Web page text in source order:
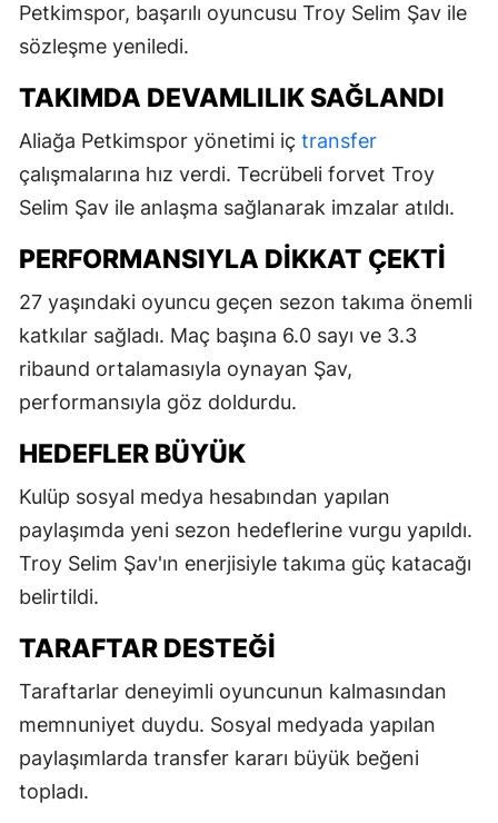
Petkimspor, başarılı oyuncusu Troy Selim Şav ile
sözleşme yeniledi.
TAKIMDA DEVAMLILIK SAĞLANDI
Aliağa Petkimspor yönetimi iç transfer
çalışmalarına hız verdi. Tecrübeli forvet Troy
Selim Şav ile anlaşma sağlanarak imzalar atıldı.
PERFORMANSIYLA DIKKAT ÇEKTI
27 yaşındaki oyuncu geçen sezon takıma önemli
katkılar sağladı. Maç başına 6.0 sayı ve 3.3
ribaund ortalamasıyla oynayan Şav,
performansıyla göz doldurdu.
HEDEFLER BÜYÜK
Kulüp sosyal medya hesabından yapılan
paylaşımda yeni sezon hedeflerine vurgu yapıldı.
Troy Selim Şav'ın enerjisiyle takıma güç katacağı
belirtildi.
TARAFTAR DESTEĞI
Taraftarlar deneyimli oyuncunun kalmasından
memnuniyet duydu. Sosyal medyada yapılan
paylaşımlarda transfer kararı büyük beğeni
topladı.